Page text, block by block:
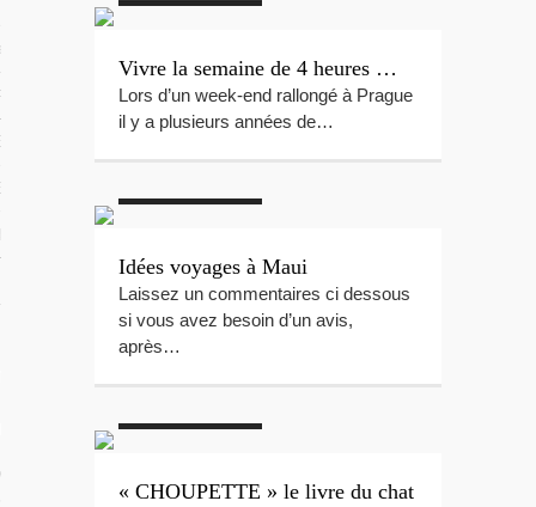
Polynésie
VIDÉOS
LOCAUX
DE BEG-HIR
EN FAMILLE : LE LIVRE
Vivre la semaine de 4 heures …
Lors d’un week-end rallongé à Prague
il y a plusieurs années de…
Idées voyages à Maui
Laissez un commentaires ci dessous
si vous avez besoin d’un avis,
après…
« CHOUPETTE » le livre du chat